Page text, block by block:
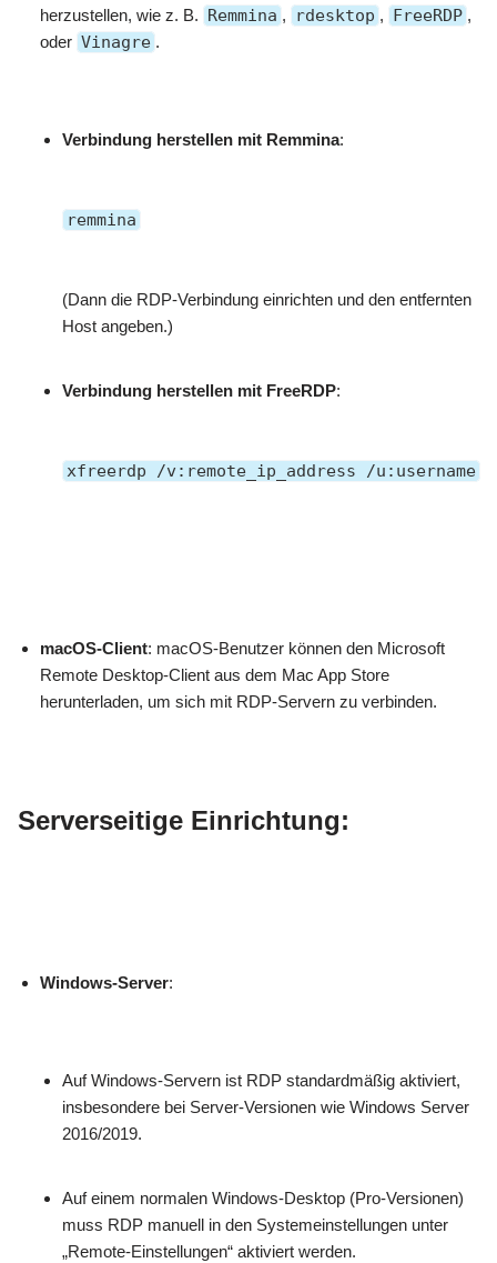
herzustellen, wie z. B. Remmina , rdesktop , FreeRDP ,
oder Vinagre .
Verbindung herstellen mit Remmina:
remmina
(Dann die RDP-Verbindung einrichten und den entfernten
Host angeben.)
Verbindung herstellen mit FreeRDP:
xfreerdp /v:remote_ip_address /u:username
macOS-Client: macOS-Benutzer können den Microsoft
Remote Desktop-Client aus dem Mac App Store
herunterladen, um sich mit RDP-Servern zu verbinden.
Serverseitige Einrichtung:
Windows-Server:
Auf Windows-Servern ist RDP standardmäßig aktiviert,
insbesondere bei Server-Versionen wie Windows Server
2016/2019.
Auf einem normalen Windows-Desktop (Pro-Versionen)
muss RDP manuell in den Systemeinstellungen unter
„Remote-Einstellungen“ aktiviert werden.